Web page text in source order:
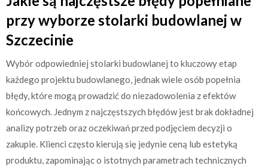
przy wyborze stolarki budowlanej w
Szczecinie
Wybór odpowiedniej stolarki budowlanej to kluczowy etap
każdego projektu budowlanego, jednak wiele osób popełnia
błędy, które mogą prowadzić do niezadowolenia z efektów
końcowych. Jednym z najczęstszych błędów jest brak dokładnej
analizy potrzeb oraz oczekiwań przed podjęciem decyzji o
zakupie. Klienci często kierują się jedynie ceną lub estetyką
produktu, zapominając o istotnych parametrach technicznych